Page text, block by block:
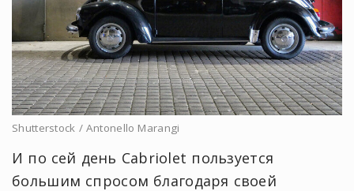
Shutterstock / Antonello Marangi
И по сей день Cabriolet пользуется
большим спросом благодаря своей